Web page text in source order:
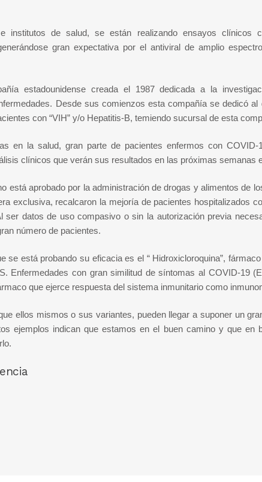
institutos de salud, se están realizando ensayos clínicos
gran expectativa por el antiviral de amplio
estadounidense creada el 1987 dedicada a la
Desde sus comienzos esta compañía se dedicó
con “VIH” y/o Hepatitis-B, temiendo sucursal de esta
en la salud, gran parte de pacientes enfermos con
clínicos que verán sus resultados en las próximas semanas
está aprobado por la administración de drogas y alimentos de
exclusiva, recalcaron la mejoría de pacientes hospitalizados
ser datos de uso compasivo o sin la autorización previa
número de pacientes.
se está probando su eficacia es el “ Hidroxicloroquina”,
Enfermedades con gran similitud de síntomas al COVID-19
que ejerce respuesta del sistema inmunitario como
ellos mismos o sus variantes, pueden llegar a suponer un
ejemplos indican que estamos en el buen camino y que en